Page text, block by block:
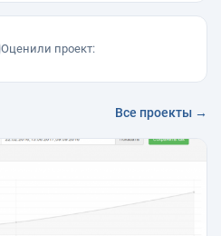
Оценили проект:
Все проекты →